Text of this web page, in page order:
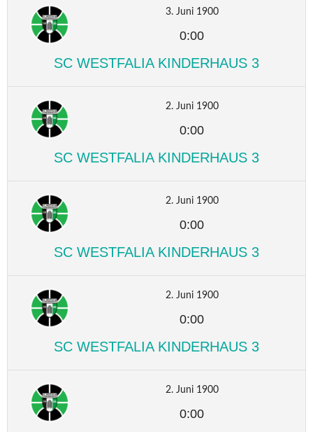
3. Juni 1900
0:00
SC WESTFALIA KINDERHAUS 3
2. Juni 1900
0:00
SC WESTFALIA KINDERHAUS 3
2. Juni 1900
0:00
SC WESTFALIA KINDERHAUS 3
2. Juni 1900
0:00
SC WESTFALIA KINDERHAUS 3
2. Juni 1900
0:00